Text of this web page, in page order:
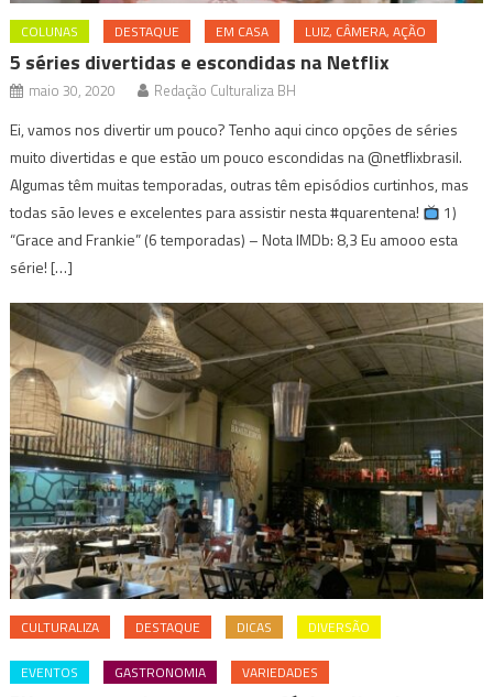
COLUNAS DESTAQUE EM CASA LUIZ, CÂMERA, AÇÃO
5 séries divertidas e escondidas na Netflix
maio 30, 2020 Redação Culturaliza BH
Ei, vamos nos divertir um pouco? Tenho aqui cinco opções de séries
muito divertidas e que estão um pouco escondidas na @netflixbrasil.
Algumas têm muitas temporadas, outras têm episódios curtinhos, mas
todas são leves e excelentes para assistir nesta #quarentena!
1)
“Grace and Frankie” (6 temporadas) – Nota IMDb: 8,3 Eu amooo esta
série! […]
CULTURALIZA DESTAQUE DICAS DIVERSÃO
EVENTOS GASTRONOMIA VARIEDADES